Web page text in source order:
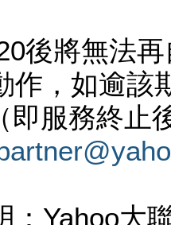
後將無法
作，如逾該
即服務終止
：Yahoo大